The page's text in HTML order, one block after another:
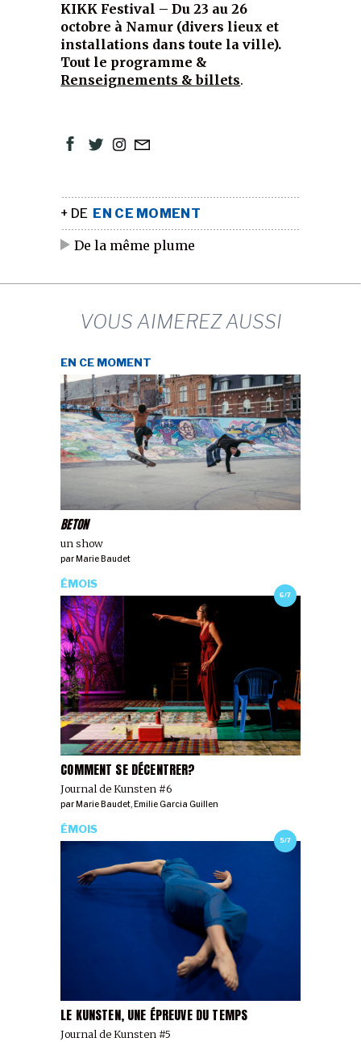
KIKK Festival – Du 23 au 26
octobre à Namur (divers lieux et
installations dans toute la ville).
Tout le programme &
Renseignements & billets.
+ DE EN CE MOMENT
De la même plume
VOUS AIMEREZ AUSSI
BETON
un show
EN CE MOMENT
parMarie Baudet
6/7
COMMENT SE DÉCENTRER?
Journal de Kunsten #6
ÉMOIS
parMarie Baudet,Emilie Garcia Guillen
5/7
LE KUNSTEN, UNE ÉPREUVE DU TEMPS
Journal de Kunsten #5
ÉMOIS